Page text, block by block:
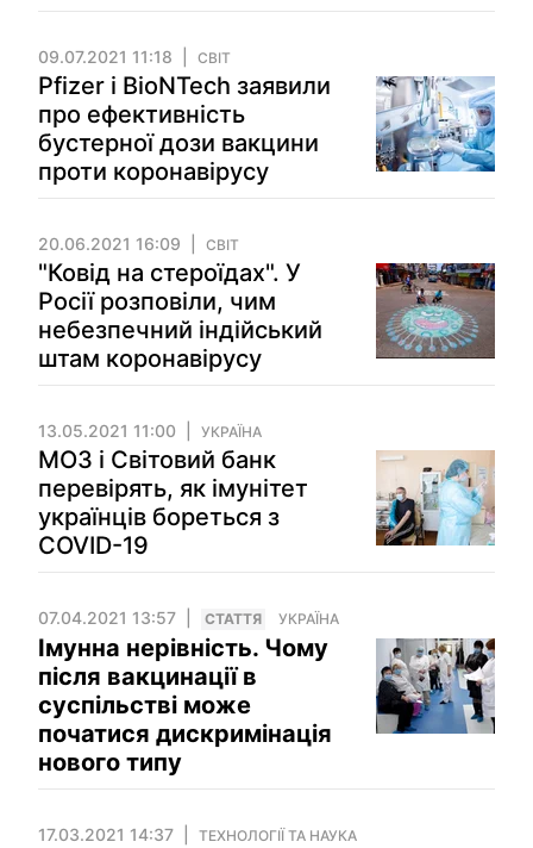
09.07.2021 11:18 СВІТ
Pfizer і BioNTech заявили
про ефективність
бустерної дози вакцини
проти коронавірусу
20.06.2021 16:09 СВІТ
"Ковід на стероїдах". У
Росії розповіли, чим
небезпечний індійський
штам коронавірусу
13.05.2021 11:00 УКРАЇНА
МОЗ і Світовий банк
перевірять, як імунітет
українців бореться з
COVID-19
07.04.2021 13:57 СТАТТЯ УКРАЇНА
Імунна нерівність. Чому
після вакцинації в
суспільстві може
початися дискримінація
нового типу
17.03.2021 14:37 ТЕХНОЛОГІЇ ТА НАУКА